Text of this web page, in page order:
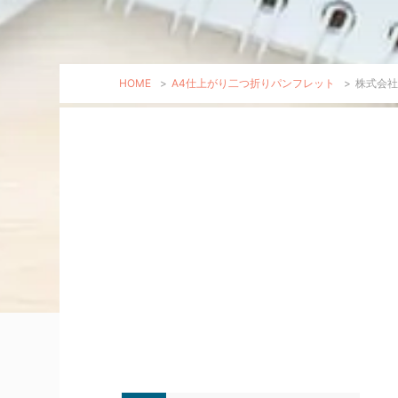
HOME > A4仕上がり二つ折りパンフレット > 株式会